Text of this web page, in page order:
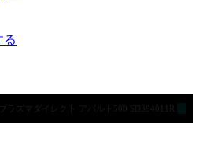
る
ーニング サブコン トヨタ ランドクルーザー250